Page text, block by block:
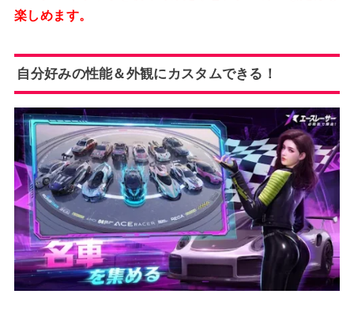
楽しめます。
自分好みの性能＆外観にカスタムできる！